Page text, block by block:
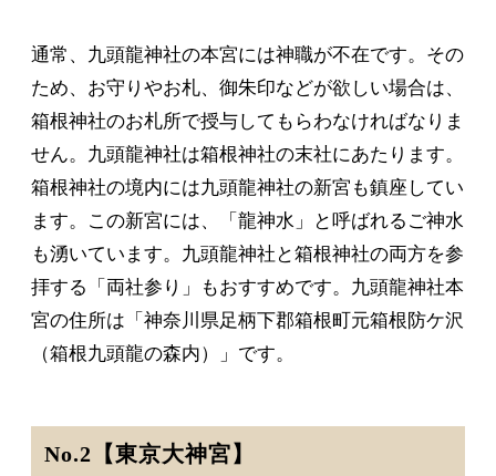
通常、九頭龍神社の本宮には神職が不在です。その
ため、お守りやお札、御朱印などが欲しい場合は、
箱根神社のお札所で授与してもらわなければなりま
せん。九頭龍神社は箱根神社の末社にあたります。
箱根神社の境内には九頭龍神社の新宮も鎮座してい
ます。この新宮には、「龍神水」と呼ばれるご神水
も湧いています。九頭龍神社と箱根神社の両方を参
拝する「両社参り」もおすすめです。九頭龍神社本
宮の住所は「神奈川県足柄下郡箱根町元箱根防ケ沢
（箱根九頭龍の森内）」です。
No.2【東京大神宮】